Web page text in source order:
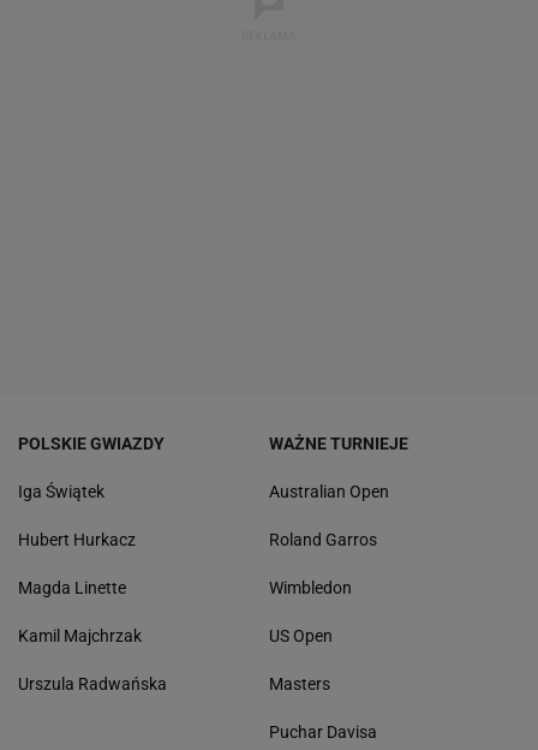
POLSKIE GWIAZDY
Iga Świątek
Hubert Hurkacz
Magda Linette
Kamil Majchrzak
Urszula Radwańska
WAŻNE TURNIEJE
Australian Open
Roland Garros
Wimbledon
US Open
Masters
Puchar Davisa